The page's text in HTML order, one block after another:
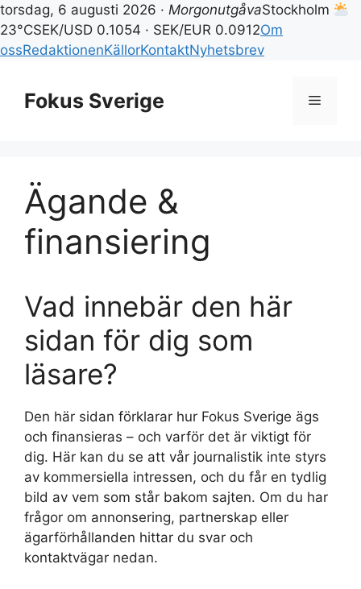
torsdag, 6 augusti 2026 · MorgonutgåvaStockholm
23°CSEK/USD 0.1054 · SEK/EUR 0.0912Om
ossRedaktionenKällorKontaktNyhetsbrev
innehållFokus Sverige Meny
Ägande &
finansiering
Vad innebär den här
sidan för dig som
läsare?
Den här sidan förklarar hur Fokus Sverige ägs
och finansieras – och varför det är viktigt för
dig. Här kan du se att vår journalistik inte styrs
av kommersiella intressen, och du får en tydlig
bild av vem som står bakom sajten. Om du har
frågor om annonsering, partnerskap eller
ägarförhållanden hittar du svar och
kontaktvägar nedan.